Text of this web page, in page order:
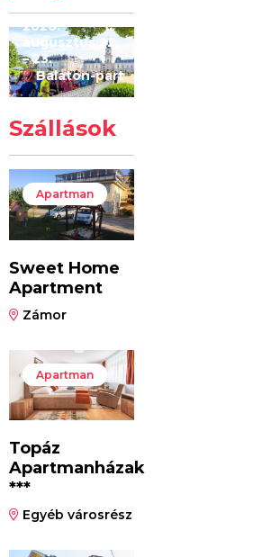
2026.
augusztus 22
– 23.
Balaton-part
Szállások
Apartman
Sweet Home
Apartment
Zámor
Apartman
Topáz
Apartmanházak
***
Egyéb városrész